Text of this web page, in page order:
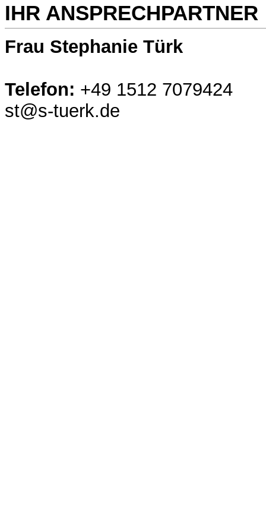
IHR ANSPRECHPARTNER
Frau Stephanie Türk
Telefon: +49 1512 7079424
st@s-tuerk.de